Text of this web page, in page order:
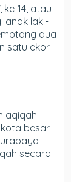
14, atau
anak laki-
dua
satu ekor
aqiqah
besar
secara